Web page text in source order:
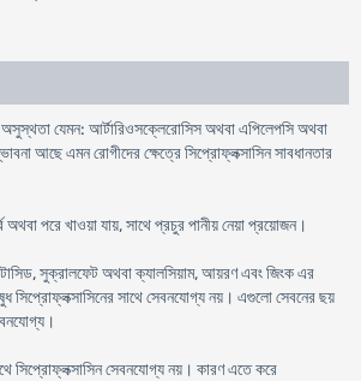
অসুস্থতা যেমন: আর্টারিওসক্লেরোসিস অথবা এপিলেপসি অথবা
আছে এমন রোগীদের ক্ষেত্রে সিপ্রোফ্লক্সাসিন সাবধানতার
অথবা পরে খাওয়া যায়, সাথে প্রচুর পানীয় নেয়া প্রয়োজন।
সুক্রালফেট অথবা ক্যালসিয়াম, আয়রণ এবং জিংক এর
সাথে সেবনযোগ্য নয়। এগুলো সেবনের ছয়
সিপ্রোফ্লক্সাসিন সেবনযোগ্য নয়। কারণ এতে করে